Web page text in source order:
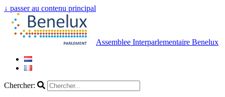
↓ passer au contenu principal
Assemblee Interparlementaire Benelux
Chercher: